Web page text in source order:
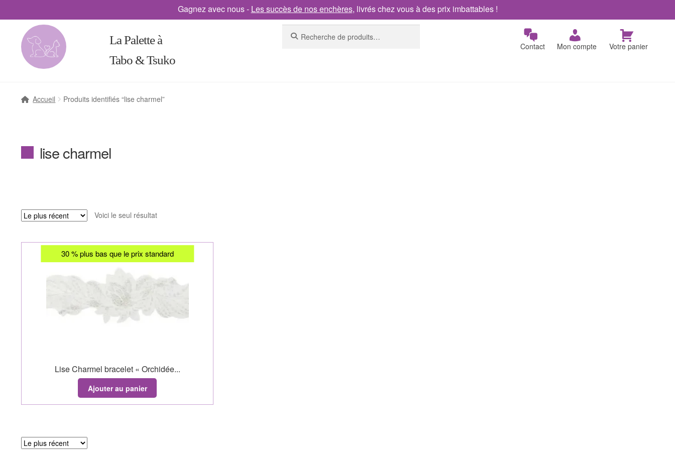
Gagnez avec nous - Les succès de nos enchères, livrés chez vous à des prix imbattables !
La Palette à
Tabo & Tsuko
Contact
Mon compte Votre panier
Accueil Produits identifiés “lise charmel”
lise charmel
Voici le seul résultat
30 % plus bas que le prix standard
Lise Charmel bracelet « Orchidée...
Ajouter au panier